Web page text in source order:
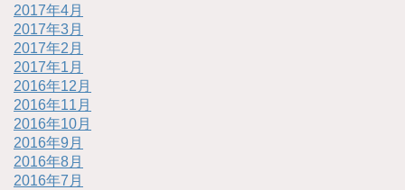
2017年4月
2017年3月
2017年2月
2017年1月
2016年12月
2016年11月
2016年10月
2016年9月
2016年8月
2016年7月